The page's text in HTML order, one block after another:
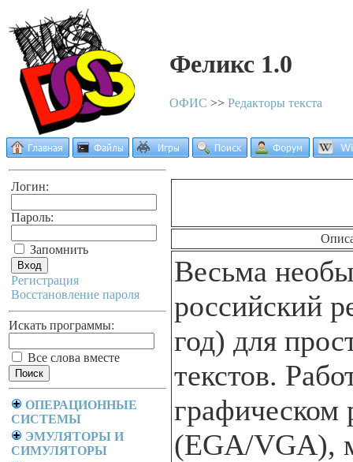
Феликс 1.0
ОФИС >> Редакторы текста
Логин:
Пароль:
Запомнить
Регистрация
Восстановление пароля
Искать программы:
Все слова вместе
ОПЕРАЦИОННЫЕ
СИСТЕМЫ
ЭМУЛЯТОРЫ И
СИМУЛЯТОРЫ
Весьма
российский
год) для
текстов.
графическом
(EGA/VGA),